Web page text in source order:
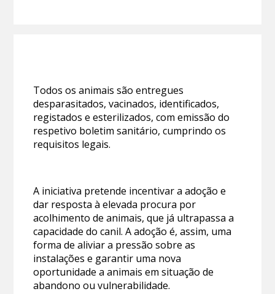
Todos os animais são entregues
desparasitados, vacinados, identificados,
registados e esterilizados, com emissão do
respetivo boletim sanitário, cumprindo os
requisitos legais.
A iniciativa pretende incentivar a adoção e
dar resposta à elevada procura por
acolhimento de animais, que já ultrapassa a
capacidade do canil. A adoção é, assim, uma
forma de aliviar a pressão sobre as
instalações e garantir uma nova
oportunidade a animais em situação de
abandono ou vulnerabilidade.